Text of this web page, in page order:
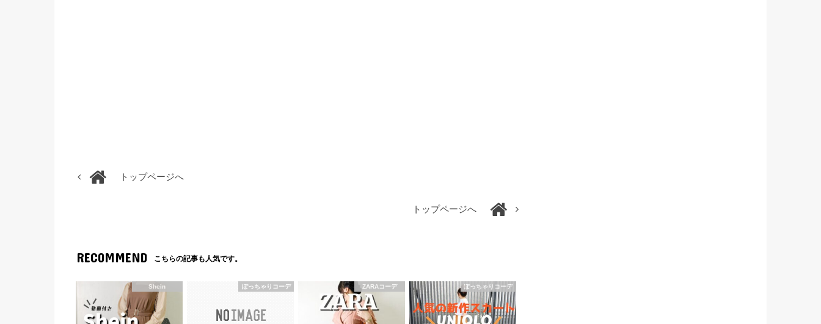
トップページへ
トップページへ
RECOMMEND こちらの記事も人気です。
Shein ぽっちゃりコーデ ZARAコーデ ぽっちゃりコーデ